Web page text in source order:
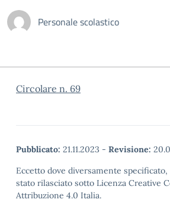
Personale scolastico
Circolare n. 69
Pubblicato: 21.11.2023 - Revisione:
Eccetto dove diversamente
stato rilasciato sotto Licenza Creative
Attribuzione 4.0 Italia.